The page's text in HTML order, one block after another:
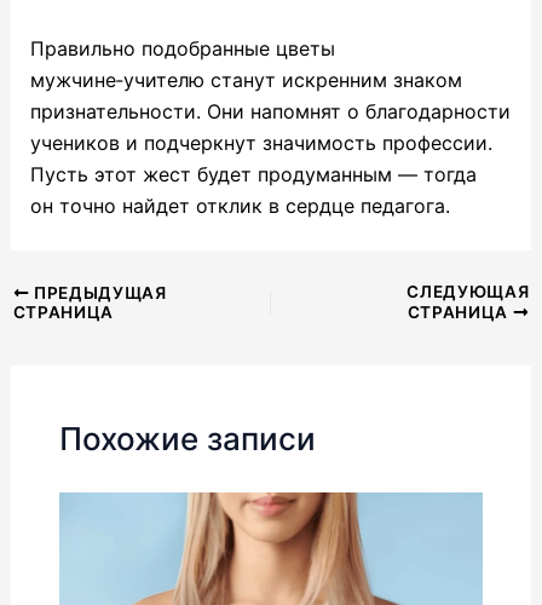
Правильно подобранные цветы
мужчине‑учителю станут искренним знаком
признательности. Они напомнят о благодарности
учеников и подчеркнут значимость профессии.
Пусть этот жест будет продуманным — тогда
он точно найдет отклик в сердце педагога.
Навигация
по
ПРЕДЫДУЩАЯ
СТРАНИЦА
СЛЕДУЮЩАЯ
СТРАНИЦА
Похожие записи